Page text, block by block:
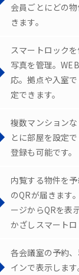
会員ごとにどの
きます。
スマートロック
写真を管理。
応。拠点や入室
定できます。
複数マンション
とに部屋を設定
登録も可能です。
内覧する物件を
のQRが届きます
ージからQRを表
かざしスマートロ
各会議室の予約
インで表示しま